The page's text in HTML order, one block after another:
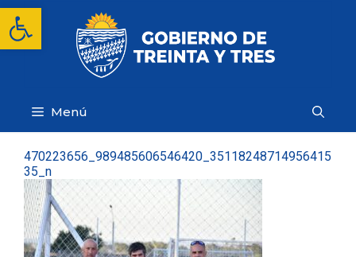
Abrir barra de herramientas
Saltar
contenido
Menú
470223656_989485606546420_35118248714956415
35_n